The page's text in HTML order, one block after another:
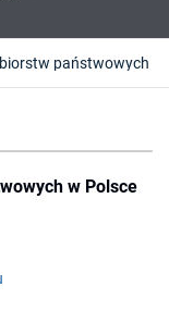
w Polsce